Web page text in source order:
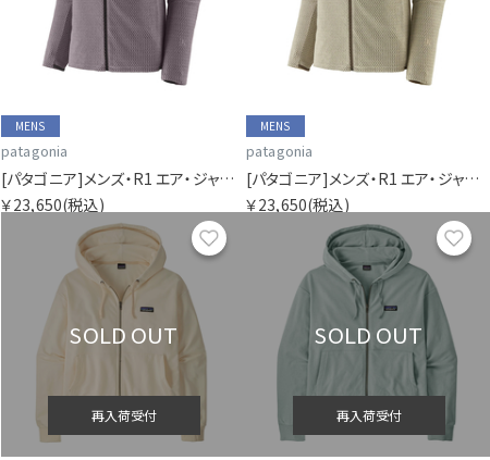
MENS
patagonia
[パタゴニア]メンズ・R1 エア・ジャケット
￥23,650(税込)
MENS
patagonia
[パタゴニア]メンズ・R1 エア・ジャケット
￥23,650(税込)
SOLD OUT
再入荷受付
SOLD OUT
再入荷受付